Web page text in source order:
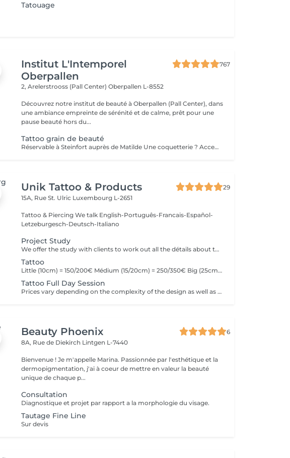
Tatouage
Institut L'Intemporel
Oberpallen
767
2, Arelerstrooss (Pall Center)Oberpallen L-8552
Découvrez notre institut de beauté à Oberpallen (Pall Center), dans
une ambiance empreinte de sérénité et de calme, prêt pour une
pause beauté hors du...
Tattoo grain de beauté
Réservable à Steinfort auprès de Matilde Une coquetterie ? Accentuer un grain de beauté déjà existant ? Une jolie mouche à la Maryline Monroe ? Au choix... Sans douleur, pas de retouche nécessaire ( mais comprise si besoin ), longue durée dans le temps ( jusqu'à 18 mois )
Unik Tattoo & Products
29
15A, Rue St. Ulric Luxembourg L-2651
Tattoo & Piercing We talk English-Português-Francais-Español-
Letzeburgesch-Deutsch-Italiano
Project Study
We offer the study with clients to work out all the détails about their tattoo.
Tattoo
Little (10cm) = 150/200€ Médium (15/20cm) = 250/350€ Big (25cm/+) = start at 400€ Custom quotes per project! The prices vary depending on the complexity of the design as well as the área to be tattoed!
Tattoo Full Day Session
Prices vary depending on the complexity of the design as well as the área to be tattoed.
Beauty Phoenix
6
8A, Rue de Diekirch Lintgen L-7440
Bienvenue ! Je m'appelle Marina. Passionnée par l'esthétique et la
dermopigmentation, j'ai à coeur de mettre en valeur la beauté
unique de chaque p...
Consultation
Diagnostique et projet par rapport a la morphologie du visage.
Tautage Fine Line
Sur devis